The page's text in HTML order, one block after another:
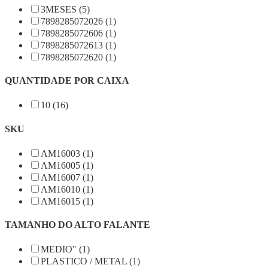
3MESES (5)
7898285072026 (1)
7898285072606 (1)
7898285072613 (1)
7898285072620 (1)
QUANTIDADE POR CAIXA
10 (16)
SKU
AM16003 (1)
AM16005 (1)
AM16007 (1)
AM16010 (1)
AM16015 (1)
TAMANHO DO ALTO FALANTE
MEDIO" (1)
PLASTICO / METAL (1)